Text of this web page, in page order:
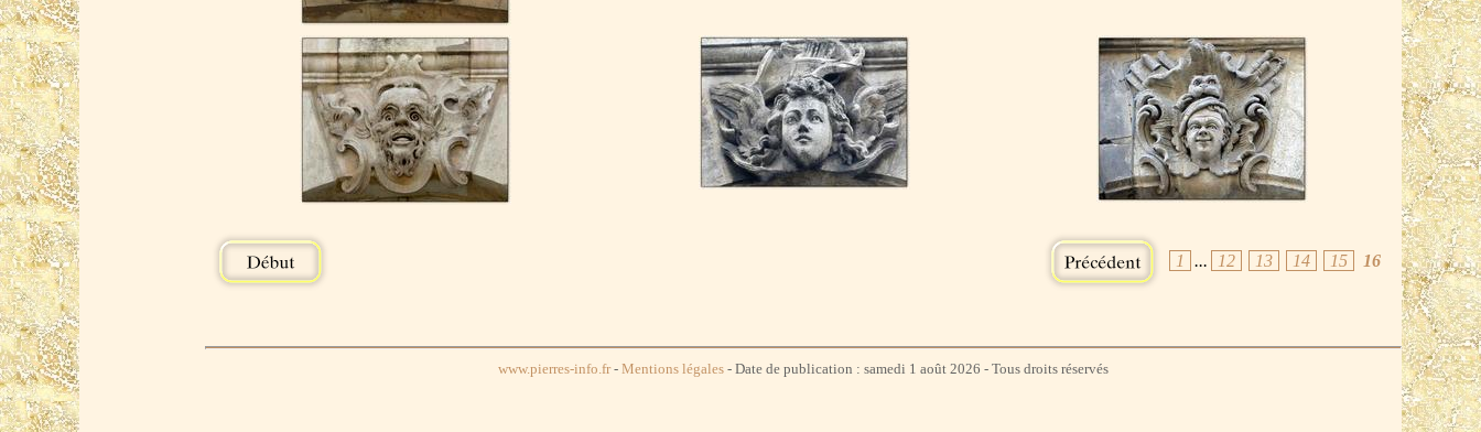
1 ... 12 13 14 15 16
www.pierres-info.fr- Mentions légales - Date de publication : samedi 1 août 2026 - Tous droits réservés